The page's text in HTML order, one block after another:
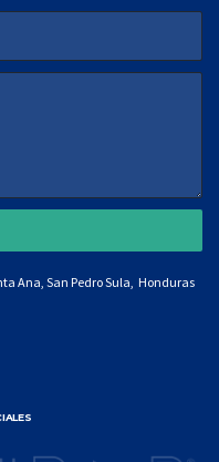
Ana, San Pedro Sula, Honduras